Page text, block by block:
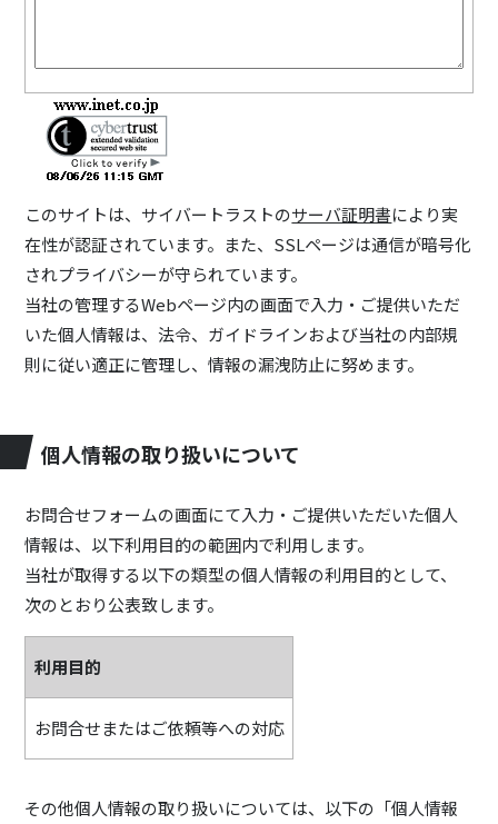
このサイトは、サイバートラストのサーバ証明書により実
在性が認証されています。また、SSLページは通信が暗号化
されプライバシーが守られています。
当社の管理するWebページ内の画面で入力・ご提供いただ
いた個人情報は、法令、ガイドラインおよび当社の内部規
則に従い適正に管理し、情報の漏洩防止に努めます。
個人情報の取り扱いについて
お問合せフォームの画面にて入力・ご提供いただいた個人
情報は、以下利用目的の範囲内で利用します。
当社が取得する以下の類型の個人情報の利用目的として、
次のとおり公表致します。
利用目的
お問合せまたはご依頼等への対応
その他個人情報の取り扱いについては、以下の「個人情報